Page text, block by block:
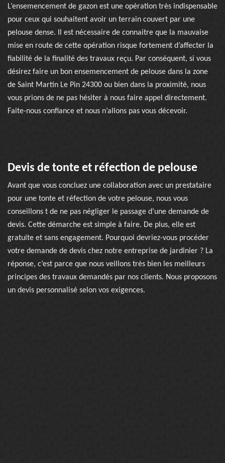
L’ensemencement de gazon est une opération très indispensable
pour ceux qui souhaitent avoir un terrain couvert par une
pelouse dense. Il est nécessaire de connaitre que la mauvaise
mise en route de cette opération risque fortement d’affecter la
fiabilité de la finalité des travaux reçu. Par conséquent, si vous
désirez faire un bon ensemencement de pelouse dans la zone
de Saint Martin Le Pin 24300 ou bien dans la proximité, nous
vous prions de ne pas hésiter à nous faire appel directement.
Faite-nous confiance et nous n’allons pas vous décevoir.
Devis de tonte et réfection de pelouse
Avant que vous concluez une collaboration avec un prestataire
pour une tonte et réfection de votre pelouse, nous vous
conseillons t de ne pas négliger le passage d’une demande de
devis. Cette démarche est simple à faire. De plus, elle est
gratuite et sans engagement. Pourquoi devriez-vous procéder
votre demande de devis chez notre entreprise de jardinier ? La
réponse, c’est parce que nous veillons très bien les meilleurs
principes des travaux demandés par nos clients. Nous proposons
un devis personnalisé selon vos exigences.